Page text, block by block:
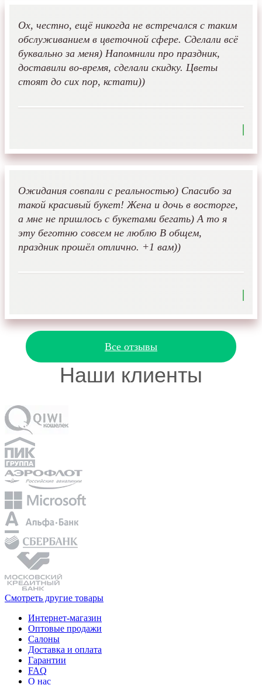
Ох, честно, ещё никогда не встречался с таким
обслуживанием в цветочной сфере. Сделали всё
буквально за меня) Напомнили про праздник,
доставили во-время, сделали скидку. Цветы
стоят до сих пор, кстати))
Ожидания совпали с реальностью) Спасибо за
такой красивый букет! Жена и дочь в восторге,
а мне не пришлось с букетами бегать) А то я
эту беготню совсем не люблю В общем,
праздник прошёл отлично. +1 вам))
Все отзывы
Наши клиенты
Смотреть другие товары
Интернет-магазин
Оптовые продажи
Салоны
Доставка и оплата
Гарантии
FAQ
О нас